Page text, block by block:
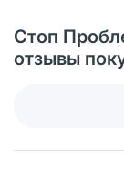
Стоп
отзывы